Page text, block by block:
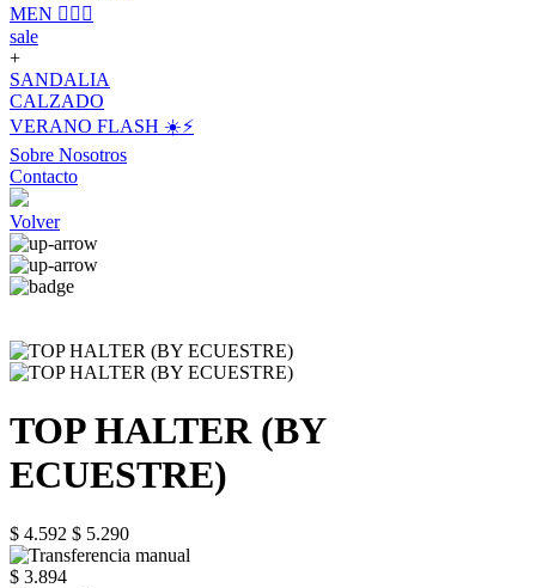
MEN 🙋🏽‍♂️
sale
+
SANDALIA
CALZADO
VERANO FLASH ☀️⚡️
Sobre Nosotros
Contacto
Volver
TOP HALTER (BY
ECUESTRE)
$ 4.592 $ 5.290
$ 3.894